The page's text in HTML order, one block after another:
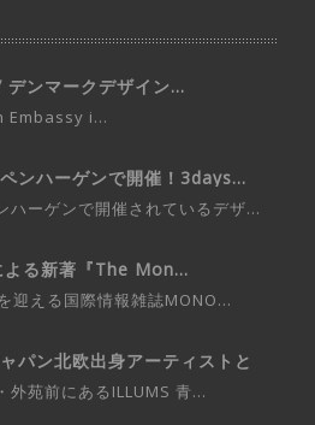
ンマークデザイン...
Embassy i...
ンハーゲンで開催！3days...
ハーゲンで開催されているデザ...
る新著『The Mon...
迎える国際情報雑誌MONO...
パン北欧出身アーティストと
外苑前にあるILLUMS 青...